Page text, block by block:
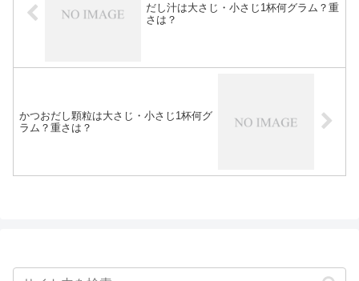
だし汁は大さじ・小さじ1杯何グラム？重
さは？
かつおだし顆粒は大さじ・小さじ1杯何グ
ラム？重さは？